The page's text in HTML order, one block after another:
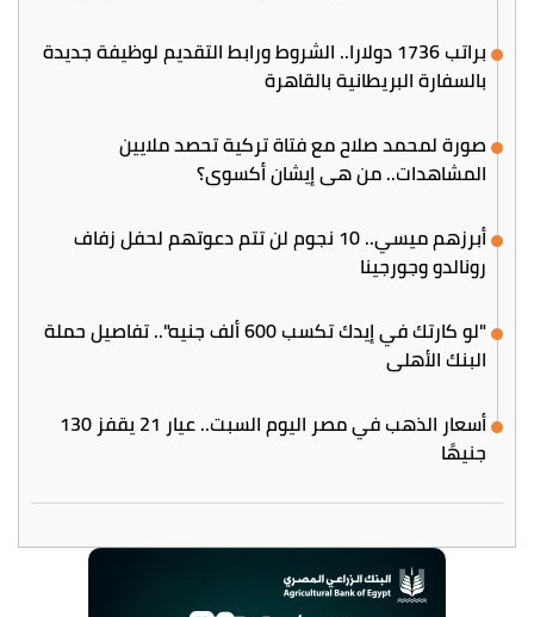
براتب 1736 دولارا.. الشروط ورابط التقديم لوظيفة جديدة
بالسفارة البريطانية بالقاهرة
صورة لمحمد صلاح مع فتاة تركية تحصد ملايين
المشاهدات.. من هي إيشان أكسوي؟
أبرزهم ميسي.. 10 نجوم لن تتم دعوتهم لحفل زفاف
رونالدو وجورجينا
"لو كارتك في إيدك تكسب 600 ألف جنيه".. تفاصيل حملة
البنك الأهلي
أسعار الذهب في مصر اليوم السبت.. عيار 21 يقفز 130
جنيهًا